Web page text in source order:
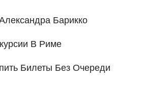
Барикко
В Риме
Билеты Без Очереди